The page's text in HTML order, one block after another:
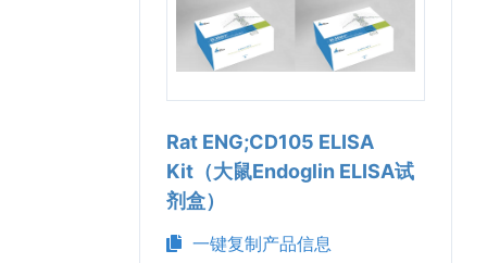
Rat ENG;CD105 ELISA
Kit（大鼠Endoglin ELISA试
剂盒）
一键复制产品信息